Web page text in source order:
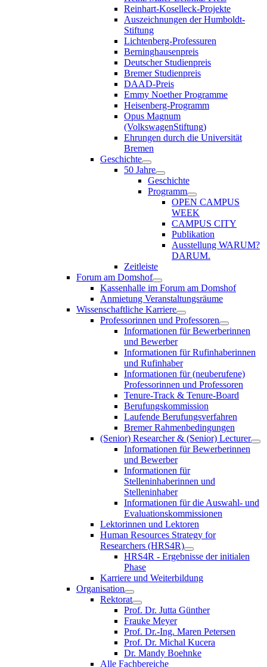
Reinhart-Koselleck-Projekte
Auszeichnungen der Humboldt-
Stiftung
Lichtenberg-Professuren
Berninghausenpreis
Deutscher Studienpreis
Bremer Studienpreis
DAAD-Preis
Emmy Noether Programme
Heisenberg-Programm
Opus Magnum
(VolkswagenStiftung)
Ehrungen durch die Universität
Bremen
Geschichte
50 Jahre
Geschichte
Programm
OPEN CAMPUS
WEEK
CAMPUS CITY
Publikation
Ausstellung WARUM?
DARUM.
Zeitleiste
Forum am Domshof
Kassenhalle im Forum am Domshof
Anmietung Veranstaltungsräume
Wissenschaftliche Karriere
Professorinnen und Professoren
Informationen für Bewerberinnen
und Bewerber
Informationen für Rufinhaberinnen
und Rufinhaber
Informationen für (neuberufene)
Professorinnen und Professoren
Tenure-Track & Tenure-Board
Berufungskommission
Laufende Berufungsverfahren
Bremer Rahmenbedingungen
(Senior) Researcher & (Senior) Lecturer
Informationen für Bewerberinnen
und Bewerber
Informationen für
Stelleninhaberinnen und
Stelleninhaber
Informationen für die Auswahl- und
Evaluationskommissionen
Lektorinnen und Lektoren
Human Resources Strategy for
Researchers (HRS4R)
HRS4R - Ergebnisse der initialen
Phase
Karriere und Weiterbildung
Organisation
Rektorat
Prof. Dr. Jutta Günther
Frauke Meyer
Prof. Dr.-Ing. Maren Petersen
Prof. Dr. Michal Kucera
Dr. Mandy Boehnke
Alle Fachbereiche